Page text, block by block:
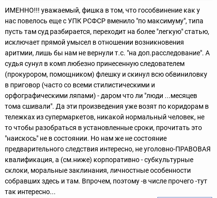
ИМЕННО!!! уважаемый, фишка в том, что гособвинение как у
нас повелось еще с УПК РСФСР вменило "по максимуму", типа
пусть там суд разбирается, переходит на более "легкую" статью,
исключает прямой умысел в отношении возникновения
аритмии, лишь бы нам не вернули т.с. "на доп.расследование". А
судья сунул в комп любезно принесенную следователем
(прокурором, помощником) флешку и скинул всю обвиниловку
в приговор (часто со всеми стилистическими и
орфографическими ляпами) - даром что ли "люди ...месяцев
тома сшивали". Да эти произведения уже возят по коридорам в
тележках из супермаркетов, никакой нормальный человек, не
то чтобы разобраться в установленные сроки, прочитать это
"наискось" не в состоянии. Но нам же не состояние
предварительного следствия интересно, не уголовно-ПРАВОВАЯ
квалификация, а (см.ниже) корпоративно - субкультурные
склоки, моральные заклинания, личностные особенности
собравших здесь и там. Впрочем, поэтому -в числе прочего -тут
так интересно...